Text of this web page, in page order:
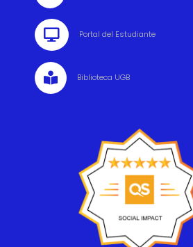
 Portal del Estudiante
 Biblioteca UGB